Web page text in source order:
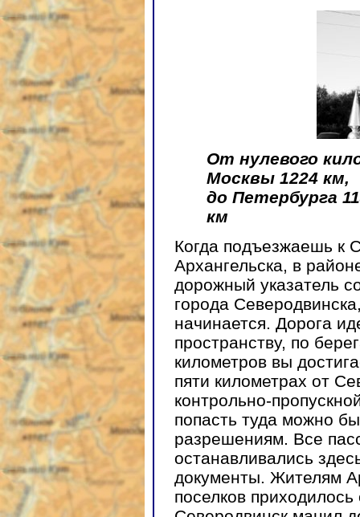
От нулевого
Москвы 1224 км,
до Петербурга
км
Когда подъезжаешь к
Архангельска, в
дорожный указатель
города
начинается. Дорога
пространству, по
километров вы
пяти километрах от
контрольно-
попасть туда можно
разрешениям. Все
останавливались
документы. Жителям
поселков